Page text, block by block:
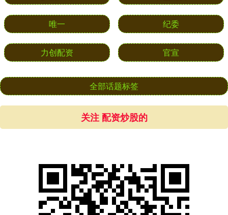
唯一 纪委
力创配资 官宣
全部话题标签
关注 配资炒股的